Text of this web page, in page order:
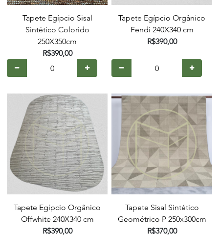
Tapete Egípcio Sisal
Sintético Colorido
250X350cm
R$390,00
Tapete Egípcio Orgânico
Fendi 240X340 cm
R$390,00
Tapete Egípcio Orgânico
Offwhite 240X340 cm
R$390,00
Tapete Sisal Sintético
Geométrico P 250x300cm
R$370,00